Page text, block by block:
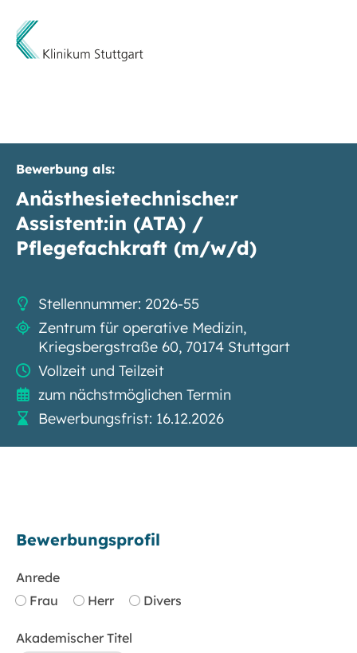
Bewerbung als:
Anästhesietechnische:r
Assistent:in (ATA) /
Pflegefachkraft (m/w/d)
Stellennummer: 2026-55
Zentrum für operative Medizin,
Kriegsbergstraße 60, 70174 Stuttgart
Vollzeit und Teilzeit
zum nächstmöglichen Termin
Bewerbungsfrist: 16.12.2026
Bewerbungsprofil
Anrede
Frau
Herr Divers
Akademischer Titel